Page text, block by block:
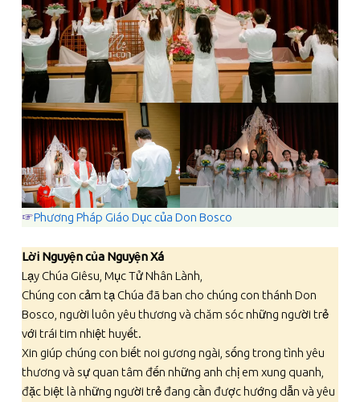
☞Phương Pháp Giáo Dục của Don Bosco
Lời Nguyện của Nguyện Xá
Lạy Chúa Giêsu, Mục Tử Nhân Lành,
Chúng con cảm tạ Chúa đã ban cho chúng con thánh Don
Bosco, người luôn yêu thương và chăm sóc những người trẻ
với trái tim nhiệt huyết.
Xin giúp chúng con biết noi gương ngài, sống trong tình yêu
thương và sự quan tâm đến những anh chị em xung quanh,
đặc biệt là những người trẻ đang cần được hướng dẫn và yêu